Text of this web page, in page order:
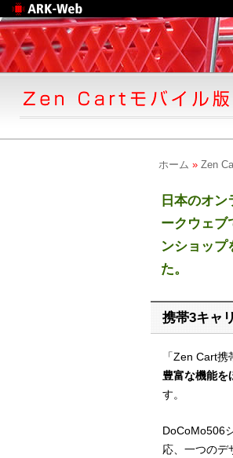
Web制作のアークウェ
ブ
ホーム » Zen
日本のオ
ークウェブ
ンショップ
た。
携帯3キャ
「Zen Cart
豊富な機能を
す。
DoCoMo506
応、一つのデ